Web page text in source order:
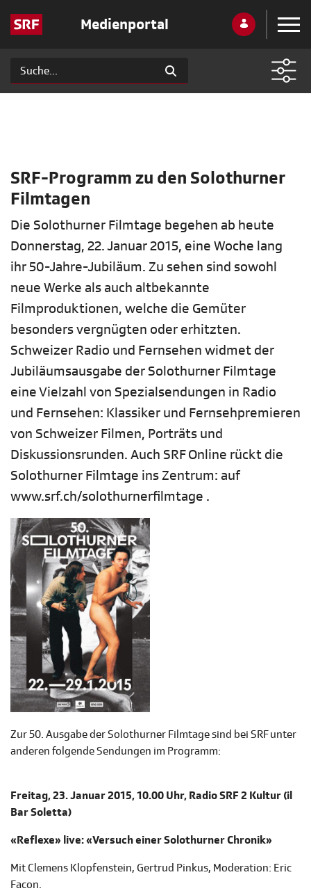
Medienportal
SRF-Programm zu den Solothurner
Filmtagen
Die Solothurner Filmtage begehen ab heute
Donnerstag, 22. Januar 2015, eine Woche lang
ihr 50-Jahre-Jubiläum. Zu sehen sind sowohl
neue Werke als auch altbekannte
Filmproduktionen, welche die Gemüter
besonders vergnügten oder erhitzten.
Schweizer Radio und Fernsehen widmet der
Jubiläumsausgabe der Solothurner Filmtage
eine Vielzahl von Spezialsendungen in Radio
und Fernsehen: Klassiker und Fernsehpremieren
von Schweizer Filmen, Porträts und
Diskussionsrunden. Auch SRF Online rückt die
Solothurner Filmtage ins Zentrum: auf
www.srf.ch/solothurnerfilmtage .
Zur 50. Ausgabe der Solothurner Filmtage sind bei SRF unter
anderen folgende Sendungen im Programm:
Freitag, 23. Januar 2015, 10.00 Uhr, Radio SRF 2 Kultur (il
Bar Soletta)
«Reflexe» live: «Versuch einer Solothurner Chronik»
Mit Clemens Klopfenstein, Gertrud Pinkus, Moderation: Eric
Facon.